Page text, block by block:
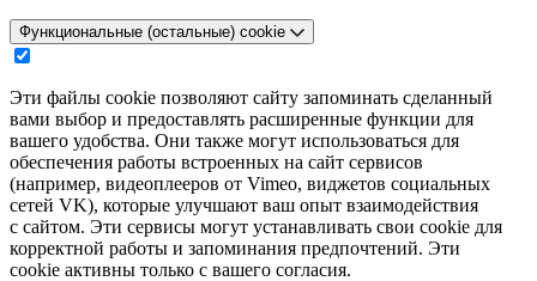
Функциональные (остальные) cookie
Эти файлы cookie позволяют сайту запоминать сделанный
вами выбор и предоставлять расширенные функции для
вашего удобства. Они также могут использоваться для
обеспечения работы встроенных на сайт сервисов
(например, видеоплееров от Vimeo, виджетов социальных
сетей VK), которые улучшают ваш опыт взаимодействия
с сайтом. Эти сервисы могут устанавливать свои cookie для
корректной работы и запоминания предпочтений. Эти
cookie активны только с вашего согласия.